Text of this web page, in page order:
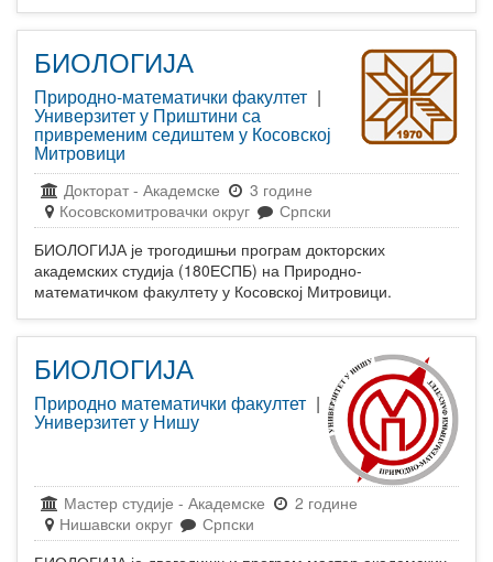
БИОЛОГИЈА
Природно-математички факултет |
Универзитет у Приштини са
привременим седиштем у Косовској
Митровици
Докторат - Академске
3 године
Косовскомитровачки округ
Српски
БИОЛОГИЈА је трогодишњи програм докторских
академских студија (180ЕСПБ) на Природно-
математичком факултету у Косовској Митровици.
БИОЛОГИЈА
Природно математички факултет |
Универзитет у Нишу
Мастер студије - Академске
2 године
Нишавски округ
Српски